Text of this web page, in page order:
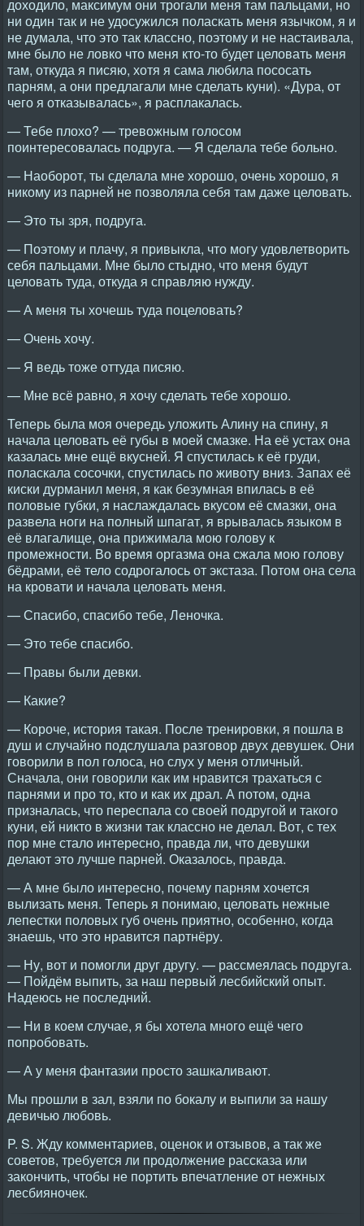
доходило, максимум они трогали меня там пальцами, но
ни один так и не удосужился поласкать меня язычком, я и
не думала, что это так классно, поэтому и не настаивала,
мне было не ловко что меня кто-то будет целовать меня
там, откуда я писяю, хотя я сама любила пососать
парням, а они предлагали мне сделать куни). «Дура, от
чего я отказывалась», я расплакалась.
— Тебе плохо? — тревожным голосом
поинтересовалась подруга. — Я сделала тебе больно.
— Наоборот, ты сделала мне хорошо, очень хорошо, я
никому из парней не позволяла себя там даже целовать.
— Это ты зря, подруга.
— Поэтому и плачу, я привыкла, что могу удовлетворить
себя пальцами. Мне было стыдно, что меня будут
целовать туда, откуда я справляю нужду.
— А меня ты хочешь туда поцеловать?
— Очень хочу.
— Я ведь тоже оттуда писяю.
— Мне всё равно, я хочу сделать тебе хорошо.
Теперь была моя очередь уложить Алину на спину, я
начала целовать её губы в моей смазке. На её устах она
казалась мне ещё вкусней. Я спустилась к её груди,
поласкала сосочки, спустилась по животу вниз. Запах её
киски дурманил меня, я как безумная впилась в её
половые губки, я наслаждалась вкусом её смазки, она
развела ноги на полный шпагат, я врывалась языком в
её влагалище, она прижимала мою голову к
промежности. Во время оргазма она сжала мою голову
бёдрами, её тело содрогалось от экстаза. Потом она села
на кровати и начала целовать меня.
— Спасибо, спасибо тебе, Леночка.
— Это тебе спасибо.
— Правы были девки.
— Какие?
— Короче, история такая. После тренировки, я пошла в
душ и случайно подслушала разговор двух девушек. Они
говорили в пол голоса, но слух у меня отличный.
Сначала, они говорили как им нравится трахаться с
парнями и про то, кто и как их драл. А потом, одна
призналась, что переспала со своей подругой и такого
куни, ей никто в жизни так классно не делал. Вот, с тех
пор мне стало интересно, правда ли, что девушки
делают это лучше парней. Оказалось, правда.
— А мне было интересно, почему парням хочется
вылизать меня. Теперь я понимаю, целовать нежные
лепестки половых губ очень приятно, особенно, когда
знаешь, что это нравится партнёру.
— Ну, вот и помогли друг другу. — рассмеялась подруга.
— Пойдём выпить, за наш первый лесбийский опыт.
Надеюсь не последний.
— Ни в коем случае, я бы хотела много ещё чего
попробовать.
— А у меня фантазии просто зашкаливают.
Мы прошли в зал, взяли по бокалу и выпили за нашу
девичью любовь.
P. S. Жду комментариев, оценок и отзывов, а так же
советов, требуется ли продолжение рассказа или
закончить, чтобы не портить впечатление от нежных
лесбияночек.